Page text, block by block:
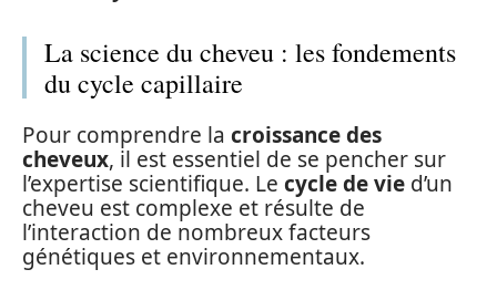
La science du cheveu : les fondements
du cycle capillaire
Pour comprendre la croissance des
cheveux, il est essentiel de se pencher sur
l’expertise scientifique. Le cycle de vie d’un
cheveu est complexe et résulte de
l’interaction de nombreux facteurs
génétiques et environnementaux.